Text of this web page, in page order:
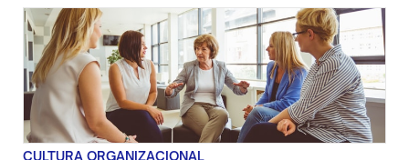
CULTURA ORGANIZACIONAL